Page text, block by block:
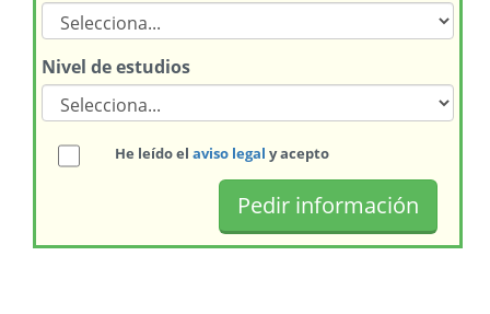
Nivel de estudios
He leído el aviso legal y acepto